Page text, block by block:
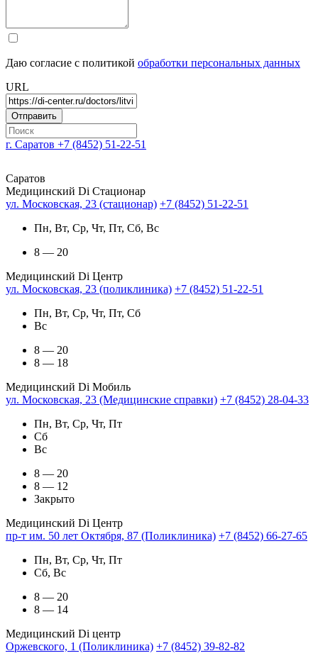
Даю согласие с политикой обработки персональных данных
URL
г. Саратов +7 (8452) 51-22-51
Саратов
Медицинский Di Стационар
ул. Московская, 23 (стационар) +7 (8452) 51-22-51
Пн, Вт, Ср, Чт, Пт, Сб, Вс
8 — 20
Медицинский Di Центр
ул. Московская, 23 (поликлиника) +7 (8452) 51-22-51
Пн, Вт, Ср, Чт, Пт, Сб
Вс
8 — 20
8 — 18
Медицинский Di Мобиль
ул. Московская, 23 (Медицинские справки) +7 (8452) 28-04-33
Пн, Вт, Ср, Чт, Пт
Сб
Вс
8 — 20
8 — 12
Закрыто
Медицинский Di Центр
пр-т им. 50 лет Октября, 87 (Поликлиника) +7 (8452) 66-27-65
Пн, Вт, Ср, Чт, Пт
Сб, Вс
8 — 20
8 — 14
Медицинский Di центр
Оржевского, 1 (Поликлиника) +7 (8452) 39-82-82